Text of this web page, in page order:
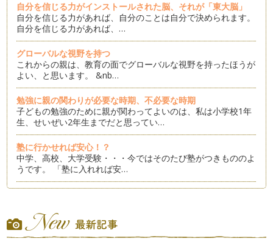
自分を信じる力がインストールされた脳、それが「東大脳」
自分を信じる力があれば、自分のことは自分で決められます。
自分を信じる力があれば、…
グローバルな視野を持つ
これからの親は、教育の面でグローバルな視野を持ったほうが
よい、と思います。 &nb…
勉強に親の関わりが必要な時期、不必要な時期
子どもの勉強のために親が関わってよいのは、私は小学校1年
生、せいぜい2年生までだと思ってい…
塾に行かせれば安心！？
中学、高校、大学受験・・・今ではそのたび塾がつきもののよ
うです。 「塾に入れれば安…
自分の「やりたい！」「好…
「東大脳はどこにある？」